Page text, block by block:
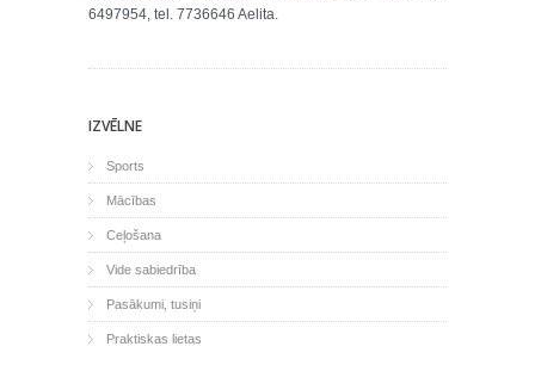
6497954, tel. 7736646 Aelita.
IZVĒLNE
Sports
Mācības
Ceļošana
Vide sabiedrība
Pasākumi, tusiņi
Praktiskas lietas